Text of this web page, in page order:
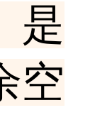
是
空